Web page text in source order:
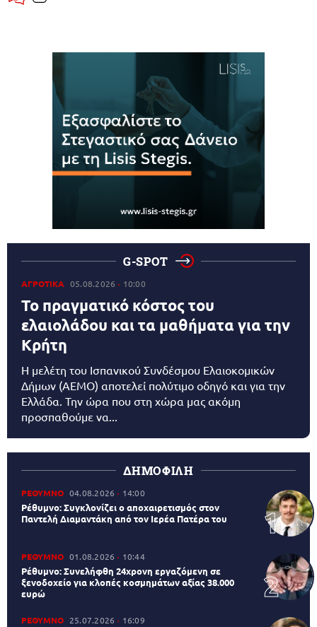
G-SPOT
ΑΓΡΟΤΙΚΑ 05.08.2026 10:00
Το πραγματικό κόστος του
ελαιολάδου και τα μαθήματα για την
Κρήτη
Η μελέτη του Ισπανικού Συνδέσμου Ελαιοκομικών
Δήμων (AEMO) αποτελεί πολύτιμο οδηγό και για την
Ελλάδα. Την ώρα που στη χώρα μας ακόμη
προσπαθούμε να...
ΔΗΜΟΦΙΛΗ
ΡΕΘΥΜΝΟ 04.08.2026 14:00
Ρέθυμνο: Συγκλονίζει ο αποχαιρετισμός στον
Παντελή Διαμαντάκη από τον Ιερέα Πατέρα του
ΡΕΘΥΜΝΟ 01.08.2026 10:44
Ρέθυμνο: Συνελήφθη 24χρονη εργαζόμενη σε
ξενοδοχείο για κλοπές κοσμημάτων αξίας 38.000
ευρώ
ΡΕΘΥΜΝΟ 25.07.2026 16:09